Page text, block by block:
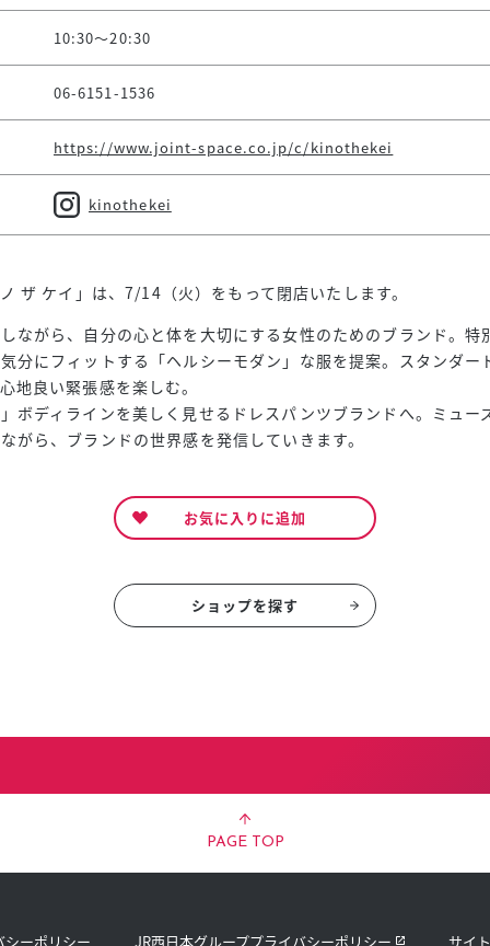
10:30～20:30
06-6151-1536
https://www.joint-space.co.jp/c/kinothekei
kinothekei
ザ ケイ」は、7/14（火）をもって閉店いたします。
ながら、自分の心と体を大切にする女性のためのブランド。特
分にフィットする「ヘルシーモダン」な服を提案。スタンダー
地良い緊張感を楽しむ。
ボディラインを美しく見せるドレスパンツブランドへ。ミュー
がら、ブランドの世界感を発信していきます。
お気に入りに追加
ショップを探す
PAGE TOP
シーポリシー JR西日本グループプライバシーポリシー サイ